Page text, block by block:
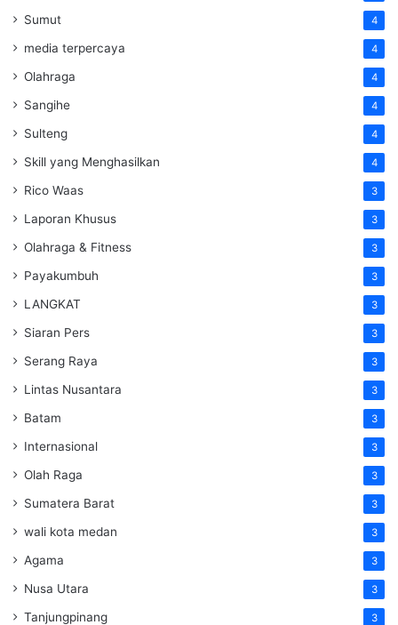
Sumut 4
media terpercaya 4
Olahraga 4
Sangihe 4
Sulteng 4
Skill yang Menghasilkan 4
Rico Waas 3
Laporan Khusus 3
Olahraga & Fitness 3
Payakumbuh 3
LANGKAT 3
Siaran Pers 3
Serang Raya 3
Lintas Nusantara 3
Batam 3
Internasional 3
Olah Raga 3
Sumatera Barat 3
wali kota medan 3
Agama 3
Nusa Utara 3
Tanjungpinang 3